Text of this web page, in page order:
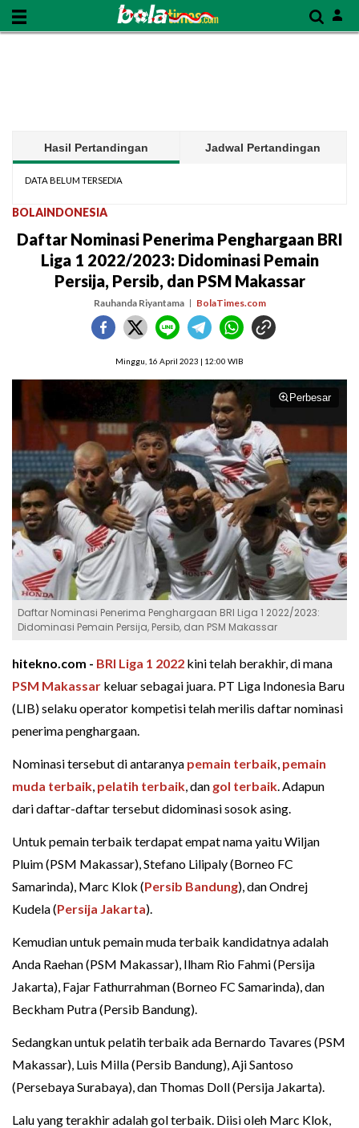
Hasil Pertandingan Jadwal Pertandingan
DATA BELUM TERSEDIA
BOLAINDONESIA
Daftar Nominasi Penerima Penghargaan BRI
Liga 1 2022/2023: Didominasi Pemain
Persija, Persib, dan PSM Makassar
Rauhanda Riyantama BolaTimes.com
Minggu, 16 April 2023 | 12:00 WIB
Perbesar
Daftar Nominasi Penerima Penghargaan BRI Liga 1 2022/2023:
Didominasi Pemain Persija, Persib, dan PSM Makassar
hitekno.com - BRI Liga 1 2022 kini telah berakhir, di mana
PSM Makassar keluar sebagai juara. PT Liga Indonesia Baru
(LIB) selaku operator kompetisi telah merilis daftar nominasi
penerima penghargaan.
Nominasi tersebut di antaranya pemain terbaik, pemain
muda terbaik, pelatih terbaik, dan gol terbaik. Adapun
dari daftar-daftar tersebut didominasi sosok asing.
Untuk pemain terbaik terdapat empat nama yaitu Wiljan
Pluim (PSM Makassar), Stefano Lilipaly (Borneo FC
Samarinda), Marc Klok (Persib Bandung), dan Ondrej
Kudela (Persija Jakarta).
Kemudian untuk pemain muda terbaik kandidatnya adalah
Anda Raehan (PSM Makassar), Ilham Rio Fahmi (Persija
Jakarta), Fajar Fathurrahman (Borneo FC Samarinda), dan
Beckham Putra (Persib Bandung).
Sedangkan untuk pelatih terbaik ada Bernardo Tavares (PSM
Makassar), Luis Milla (Persib Bandung), Aji Santoso
(Persebaya Surabaya), dan Thomas Doll (Persija Jakarta).
Lalu yang terakhir adalah gol terbaik. Diisi oleh Marc Klok,